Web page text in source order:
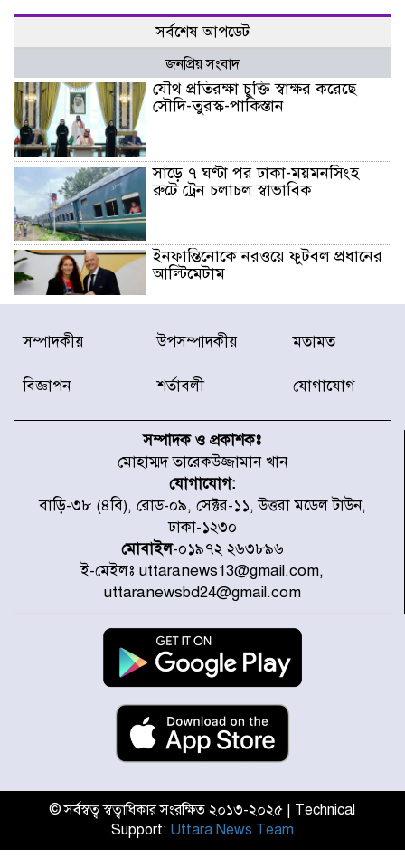
সর্বশেষ আপডেট
জনপ্রিয় সংবাদ
যৌথ প্রতিরক্ষা চুক্তি স্বাক্ষর করেছে
সৌদি-তুরস্ক-পাকিস্তান
সাড়ে ৭ ঘণ্টা পর ঢাকা-ময়মনসিংহ
রুটে ট্রেন চলাচল স্বাভাবিক
ইনফান্তিনোকে নরওয়ে ফুটবল প্রধানের
আল্টিমেটাম
দেশে ভারি বৃষ্টির সতর্কবার্তা, ১০
৫৩ নং ওয়ার্ডের সড়কে নেমপ্লেট
স্থাপনের উদ্যোগ চান মিয়া ব্যাপারীর
৭ জেলায় ঝোড়ো হাওয়াসহ বজ্রবৃষ্টির
শঙ্কা
বগুড়া ও সিলেটে সড়ক দুর্ঘটনায় নিহত
জুলাইয়ে দেশজুড়ে ৪৫৮টি সড়ক
দুর্ঘটনায় ৪১৬ জন নিহত হয়েছেন
হারিয়ে যাওয়া শিশুকে পরিবারের কাছে
থানার ওসি
আজ থেকে উন্মুক্ত ‘জুলাই গণঅভ্যুত্থান
সম্পাদকীয় উপসম্পাদকীয় মতামত
বিজ্ঞাপন শর্তাবলী যোগাযোগ
সম্পাদক ও প্রকাশকঃ
মোহাম্মদ তারেকউজ্জামান খান
যোগাযোগ:
বাড়ি-৩৮ (৪বি), রোড-০৯, সেক্টর-১১, উত্তরা মডেল টাউন,
ঢাকা-১২৩০
মোবাইল-০১৯৭২ ২৬৩৮৯৬
ই-মেইলঃ uttaranews13@gmail.com,
uttaranewsbd24@gmail.com
© সর্বস্বত্ব স্বত্বাধিকার সংরক্ষিত ২০১৩-২০২৫ | Technical
Support: Uttara News Team